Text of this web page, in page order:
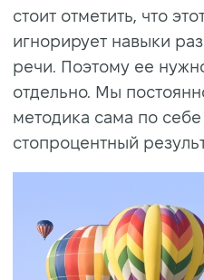
стоит отметить, что
игнорирует навыки
речи. Поэтому ее
отдельно. Мы
методика сама по себе
стопроцентный